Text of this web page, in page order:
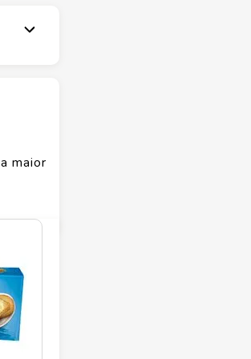
maior